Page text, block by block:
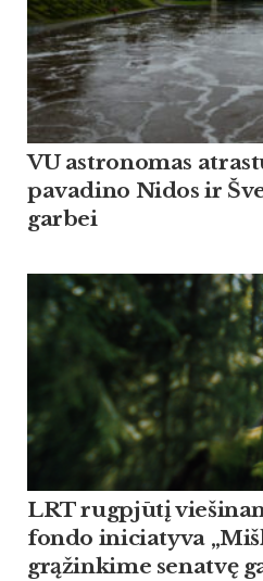
VU astronomas
pavadino Nidos ir
garbei
LRT rugpjūtį
fondo iniciatyva
grąžinkime senatvę